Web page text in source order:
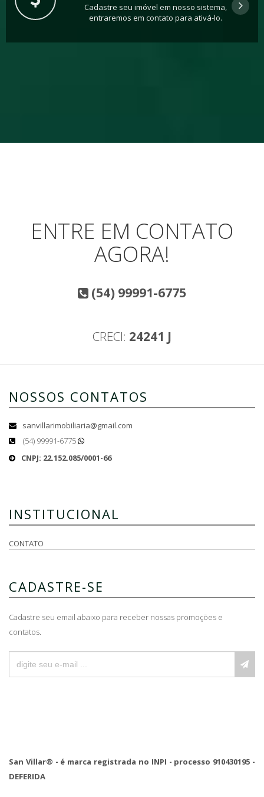
Cadastre seu imóvel em nosso sistema,
entraremos em contato para ativá-lo.
ENTRE EM CONTATO
AGORA!
(54) 99991-6775
CRECI: 24241 J
NOSSOS CONTATOS
sanvillarimobiliaria@gmail.com
(54) 99991-6775
CNPJ: 22.152.085/0001-66
INSTITUCIONAL
CONTATO
CADASTRE-SE
Cadastre seu email abaixo para receber nossas promoções e
contatos.
San Villar® - é marca registrada no INPI - processo 910430195 -
DEFERIDA